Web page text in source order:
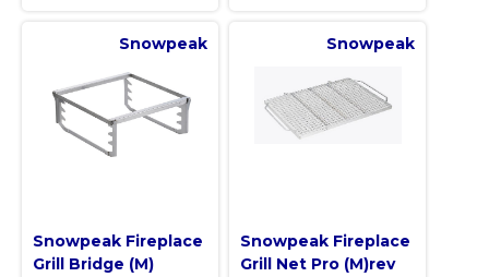
Snowpeak
Snowpeak Fireplace
Grill Bridge (M)
Snowpeak
Snowpeak Fireplace
Grill Net Pro (M)rev